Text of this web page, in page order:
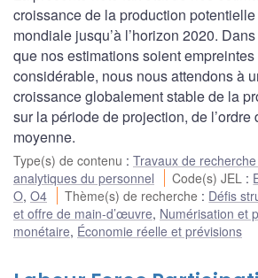
croissance de la production
mondiale jusqu’à l’horizon 2020.
que nos estimations soient empreintes
considérable, nous nous attendons à
croissance globalement stable de la
sur la période de projection, de l’ordre
moyenne.
Type(s) de contenu : Travaux de
analytiques du personnel
Code(s) JEL :
O, O4 Thème(s) de recherche : Défis
et offre de main-d’œuvre, Numérisation et
monétaire, Économie réelle et prévisions